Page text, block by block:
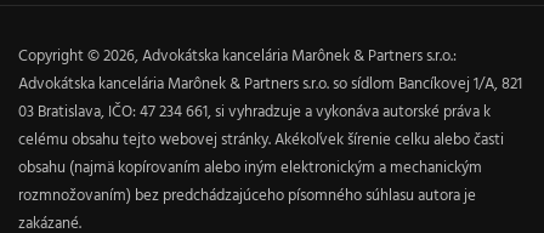
Copyright © 2026, Advokátska kancelária Marônek & Partners s.r.o.:
Advokátska kancelária Marônek & Partners s.r.o. so sídlom Bancíkovej 1/A, 821
03 Bratislava, IČO: 47 234 661, si vyhradzuje a vykonáva autorské práva k
celému obsahu tejto webovej stránky. Akékoľvek šírenie celku alebo časti
obsahu (najmä kopírovaním alebo iným elektronickým a mechanickým
rozmnožovaním) bez predchádzajúceho písomného súhlasu autora je
zakázané.